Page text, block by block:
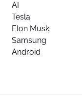
AI
Tesla
Elon Musk
Samsung
Android